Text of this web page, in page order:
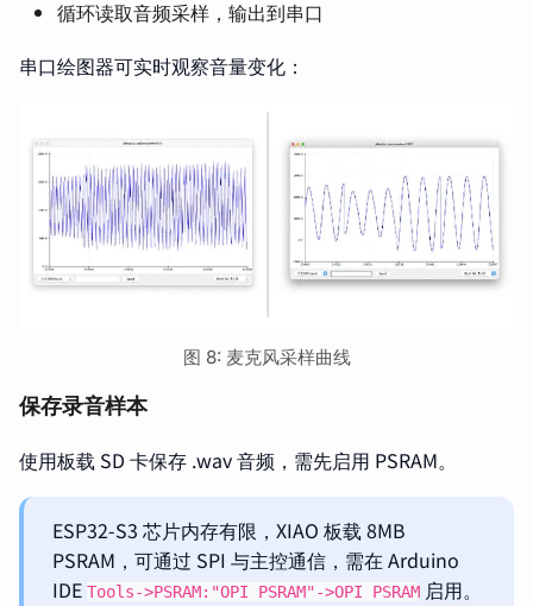
循环读取音频采样，输出到串口
串口绘图器可实时观察音量变化：
图 8: 麦克风采样曲线
保存录音样本
使用板载 SD 卡保存 .wav 音频，需先启用 PSRAM。
ESP32-S3 芯片内存有限，XIAO 板载 8MB
PSRAM，可通过 SPI 与主控通信，需在 Arduino
IDE Tools->PSRAM:"OPI PSRAM"->OPI PSRAM 启用。